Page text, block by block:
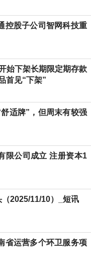
控股子公司智网科技重
始下架长期限定期存款
首见“下架”
适牌”，但周末有较强
限公司成立 注册资本1
2025/11/10）_短讯
省运营多个环卫服务项